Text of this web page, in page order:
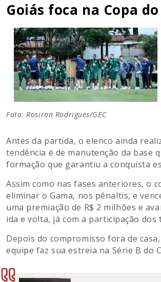
Goiás foca na Copa
Foto: Rosiron Rodrigues/GEC
Antes da partida, o elenco ainda
tendência é de manutenção da
formação que garantiu a conquista
Assim como nas fases anteriores, o
eliminar o Gama, nos pênaltis, e
uma premiação de R$ 2 milhões e
ida e volta, já com a participação dos
Depois do compromisso fora de
equipe faz sua estreia na Série B do